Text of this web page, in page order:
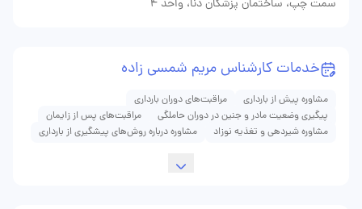
خدمات کارشناس مریم شمسی زاده
مشاوره پیش از بارداری
مراقبت‌های دوران بارداری
پیگیری وضعیت مادر و جنین در دوران حاملگی
مراقبت‌های پس از زایمان
مشاوره شیردهی و تغذیه نوزاد
مشاوره درباره روش‌های پیشگیری از بارداری
سمت چپ، ساختمان پزشکان دنا، واحد 4